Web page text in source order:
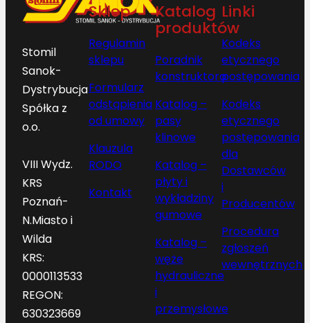
Stomil
Sanok-
Dystrybucja
Spółka z
o.o.
VIII Wydz.
KRS
Poznań-
N.Miasto i
Wilda
KRS:
0000113533
REGON:
630323669
Sklep
Regulamin
sklepu
Formularz
odstąpienia
od umowy
Klauzula
RODO
Kontakt
Katalog
produktów
Poradnik
konstruktora
Katalog –
pasy
klinowe
Katalog –
płyty i
wykładziny
gumowe
Katalog –
węże
hydrauliczne
i
przemysłowe
Linki
Kodeks
etycznego
postępowania
Kodeks
etycznego
postępowania
dla
Dostawców
i
Producentów
Procedura
zgłoszeń
wewnętrznych